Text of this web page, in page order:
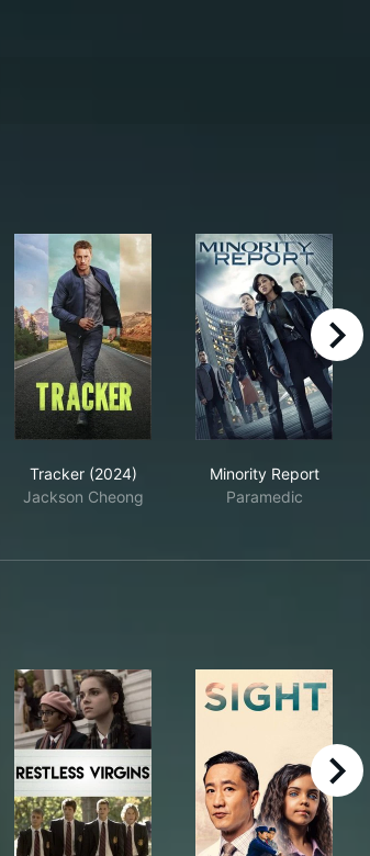
Tracker (2024)
Jackson Cheong
Minority Report
Paramedic
right
right